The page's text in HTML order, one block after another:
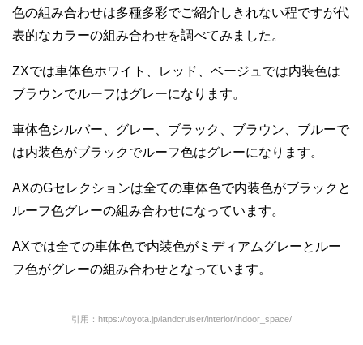
色の組み合わせは多種多彩でご紹介しきれない程ですが代
表的なカラーの組み合わせを調べてみました。
ZXでは車体色ホワイト、レッド、ベージュでは内装色は
ブラウンでルーフはグレーになります。
車体色シルバー、グレー、ブラック、ブラウン、ブルーで
は内装色がブラックでルーフ色はグレーになります。
AXのGセレクションは全ての車体色で内装色がブラックと
ルーフ色グレーの組み合わせになっています。
AXでは全ての車体色で内装色がミディアムグレーとルー
フ色がグレーの組み合わせとなっています。
引用：https://toyota.jp/landcruiser/interior/indoor_space/